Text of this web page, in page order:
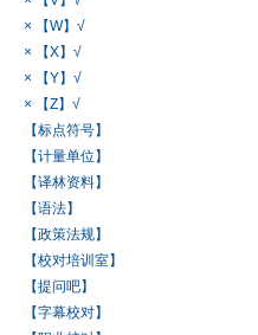
× 【W】√
× 【X】√
× 【Y】√
× 【Z】√
【标点符号】
【计量单位】
【译林资料】
【语法】
【政策法规】
【校对培训室】
【提问吧】
【字幕校对】